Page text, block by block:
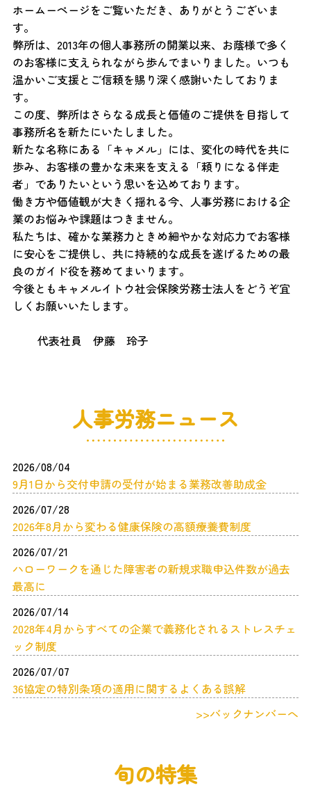
ホームーページをご覧いただき、ありがとうございま
す。
弊所は、2013年の個人事務所の開業以来、お蔭様で多く
のお客様に支えられながら歩んでまいりました。いつも
温かいご支援とご信頼を賜り深く感謝いたしておりま
す。
この度、弊所はさらなる成長と価値のご提供を目指して
事務所名を新たにいたしました。
新たな名称にある「キャメル」には、変化の時代を共に
歩み、お客様の豊かな未来を支える「頼りになる伴走
者」でありたいという思いを込めております。
働き方や価値観が大きく揺れる今、人事労務における企
業のお悩みや課題はつきません。
私たちは、確かな業務力ときめ細やかな対応力でお客様
に安心をご提供し、共に持続的な成長を遂げるための最
良のガイド役を務めてまいります。
今後ともキャメルイトウ社会保険労務士法人をどうぞ宜
しくお願いいたします。
代表社員 伊藤 玲子
人事労務ニュース
2026/08/04
9月1日から交付申請の受付が始まる業務改善助成金
2026/07/28
2026年8月から変わる健康保険の高額療養費制度
2026/07/21
ハローワークを通じた障害者の新規求職申込件数が過去
最高に
2026/07/14
2028年4月からすべての企業で義務化されるストレスチェ
ック制度
2026/07/07
36協定の特別条項の適用に関するよくある誤解
>>バックナンバーへ
旬の特集